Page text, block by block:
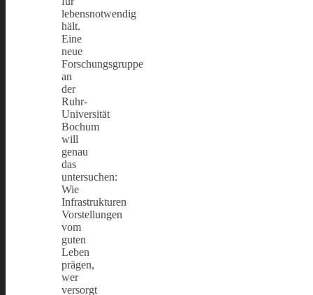
lebensnotwendig
hält.
Eine
neue
Forschungsgruppe
an
der
Ruhr-
Universität
Bochum
will
genau
das
untersuchen:
Wie
Infrastrukturen
Vorstellungen
vom
guten
Leben
prägen,
wer
versorgt